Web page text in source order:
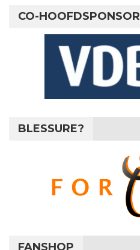
CO-HOOFDSPONSOR
BLESSURE?
FANSHOP